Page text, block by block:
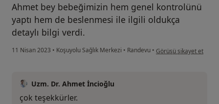
Ahmet bey bebeğimizin hem genel kontrolünü
yaptı hem de beslenmesi ile ilgili oldukça
detaylı bilgi verdi.
11 Nisan 2023 • Koşuyolu Sağlık Merkezi • Randevu • kullanıcının görüşüne
Görüşü şikayet et
Uzm. Dr. Ahmet İncioğlu
çok teşekkürler.